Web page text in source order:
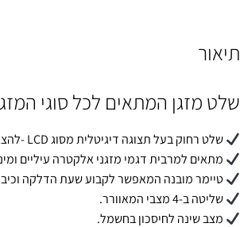
תיאור
שלט מזגן המתאים לכל סוגי
שלט רחוק בעל תצוגה דיגיטלית מסוג LCD -להצגת מצבי המזגן השונים.
מתאים למרבית דגמי מזגני אלקטרה עיליים
טיימר מובנה המאפשר לקבוע שעת הדלקה
שליטה ב-4 מצבי המאוורר.
מצב שינה לחיסכון בחשמל.